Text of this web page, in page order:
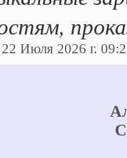
Июля 2026 г.